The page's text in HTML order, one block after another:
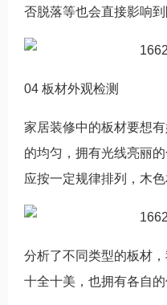
否脱落等也会直接影响到
04 板材外观检测
家居装修中的板材要想
的均匀，拥有光线亮丽
应按一定规律排列，木
分析了不同类型的板材
十全十美，也拥有各自的